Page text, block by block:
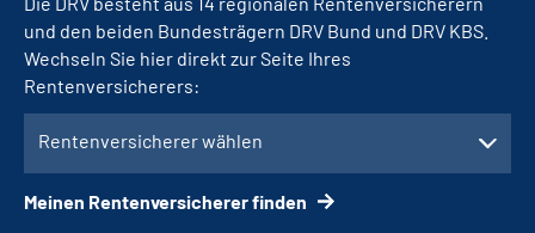
und den beiden Bundesträgern DRV Bund und DRV KBS.
Wechseln Sie hier direkt zur Seite Ihres
Rentenversicherers:
Rentenversicherer wählen
Meinen Rentenversicherer finden